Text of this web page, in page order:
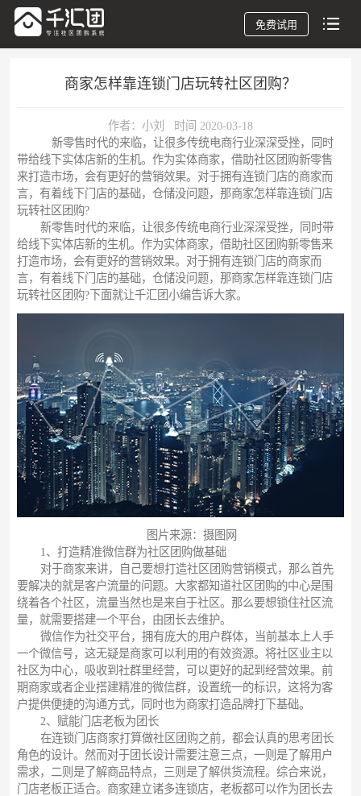
免费试用
商家怎样靠连锁门店玩转社区团购？
作者：小刘 时间 2020-03-18
新零售时代的来临，让很多传统电商行业深深受挫，同时
带给线下实体店新的生机。作为实体商家，借助社区团购新零售
来打造市场，会有更好的营销效果。对于拥有连锁门店的商家而
言，有着线下门店的基础，仓储没问题，那商家怎样靠连锁门店
玩转社区团购?
新零售时代的来临，让很多传统电商行业深深受挫，同时带
给线下实体店新的生机。作为实体商家，借助社区团购新零售来
打造市场，会有更好的营销效果。对于拥有连锁门店的商家而
言，有着线下门店的基础，仓储没问题，那商家怎样靠连锁门店
玩转社区团购?下面就让千汇团小编告诉大家。
图片来源：摄图网
1、打造精准微信群为社区团购做基础
对于商家来讲，自己要想打造社区团购营销模式，那么首先
要解决的就是客户流量的问题。大家都知道社区团购的中心是围
绕着各个社区，流量当然也是来自于社区。那么要想锁住社区流
量，就需要搭建一个平台，由团长去维护。
微信作为社交平台，拥有庞大的用户群体，当前基本上人手
一个微信号，这无疑是商家可以利用的有效资源。将社区业主以
社区为中心，吸收到社群里经营，可以更好的起到经营效果。前
期商家或者企业搭建精准的微信群，设置统一的标识，这将为客
户提供便捷的沟通方式，同时也为商家打造品牌打下基础。
2、赋能门店老板为团长
在连锁门店商家打算做社区团购之前，都会认真的思考团长
角色的设计。然而对于团长设计需要注意三点，一则是了解用户
需求，二则是了解商品特点，三则是了解供货流程。综合来说，
门店老板正适合。商家建立诸多连锁店，老板都可以作为团长去